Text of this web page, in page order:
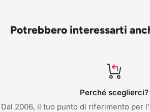
Potrebbero interessarti
Perché sceglierci?
Dal 2006, il tuo punto di riferimento per